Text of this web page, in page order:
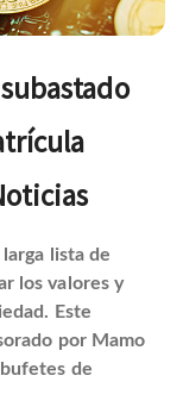
lista de
los valores y
Este
por Mamo
de